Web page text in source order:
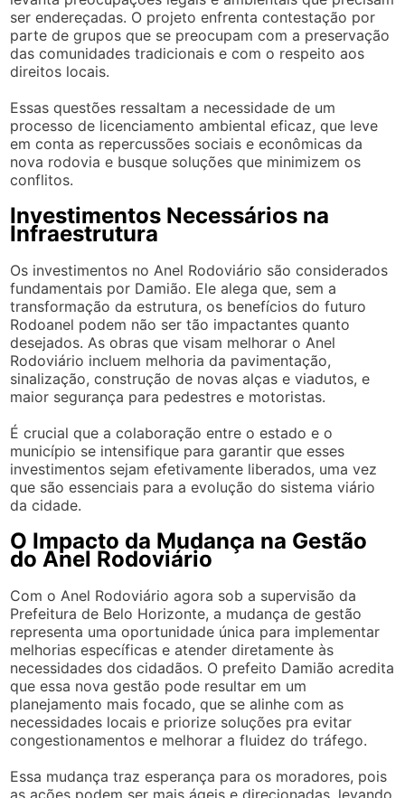
ser endereçadas. O projeto enfrenta contestação por
parte de grupos que se preocupam com a preservação
das comunidades tradicionais e com o respeito aos
direitos locais.
Essas questões ressaltam a necessidade de um
processo de licenciamento ambiental eficaz, que leve
em conta as repercussões sociais e econômicas da
nova rodovia e busque soluções que minimizem os
conflitos.
Investimentos Necessários na
Infraestrutura
Os investimentos no Anel Rodoviário são considerados
fundamentais por Damião. Ele alega que, sem a
transformação da estrutura, os benefícios do futuro
Rodoanel podem não ser tão impactantes quanto
desejados. As obras que visam melhorar o Anel
Rodoviário incluem melhoria da pavimentação,
sinalização, construção de novas alças e viadutos, e
maior segurança para pedestres e motoristas.
É crucial que a colaboração entre o estado e o
município se intensifique para garantir que esses
investimentos sejam efetivamente liberados, uma vez
que são essenciais para a evolução do sistema viário
da cidade.
O Impacto da Mudança na Gestão
do Anel Rodoviário
Com o Anel Rodoviário agora sob a supervisão da
Prefeitura de Belo Horizonte, a mudança de gestão
representa uma oportunidade única para implementar
melhorias específicas e atender diretamente às
necessidades dos cidadãos. O prefeito Damião acredita
que essa nova gestão pode resultar em um
planejamento mais focado, que se alinhe com as
necessidades locais e priorize soluções pra evitar
congestionamentos e melhorar a fluidez do tráfego.
Essa mudança traz esperança para os moradores, pois
as ações podem ser mais ágeis e direcionadas, levando